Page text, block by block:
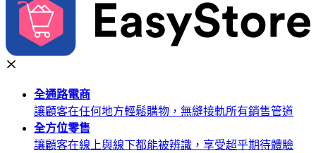
全通路電商
讓顧客在任何地方輕鬆購物，無縫接軌所有銷售管道
全方位零售
讓顧客在線上與線下都能被辨識，享受超乎期待體驗